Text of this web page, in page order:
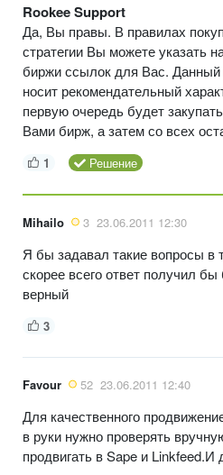
Rookee Support
Да, Вы правы. В правилах
стратегии Вы можете указать
биржи ссылок для Вас. Данный
носит рекомендательный
первую очередь будет
Вами бирж, а затем со всех
1 Решение
Mihailo 3 23.06.2011 12:30
Я бы задавал такие вопросы в
скорее всего ответ получил
верный
3
Favour 52 23.06.2011 12:40
Для качественного
в руки нужно проверять
продвигать в Sape и